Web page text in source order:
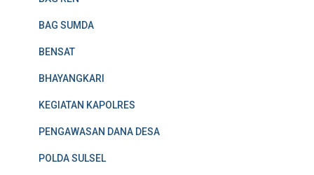
BAG SUMDA
BENSAT
BHAYANGKARI
KEGIATAN KAPOLRES
PENGAWASAN DANA DESA
POLDA SULSEL